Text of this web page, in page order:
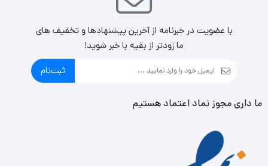
با عضویت در خبرنامه از آخرین پیشنهادها و تخفیف های
ما زودتر از بقیه با خبر شوید!
ثبت‌نام
ما داری مجوز نماد اعتماد هستیم